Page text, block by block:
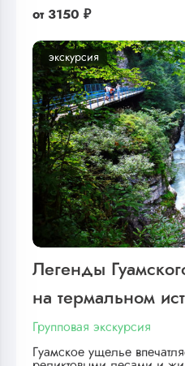
от 3150 ₽
экскурсия
Легенды
на термальном
Групповая экскурсия
Гуамское ущелье